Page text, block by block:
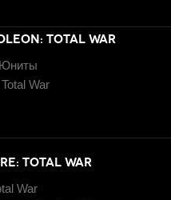
TOTAL WAR
Юниты
War
TOTAL WAR
War